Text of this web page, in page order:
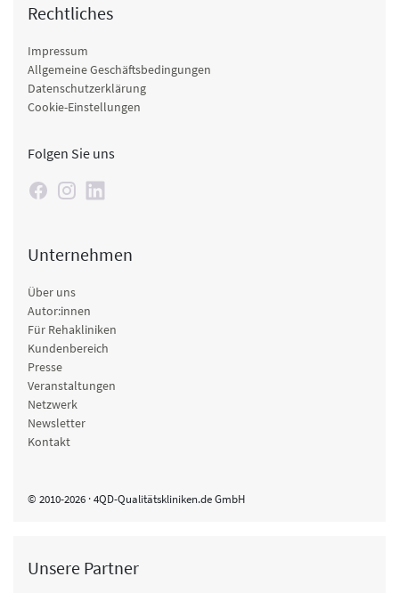
Rechtliches
Impressum
Allgemeine Geschäftsbedingungen
Datenschutzerklärung
Cookie-Einstellungen
Folgen Sie uns
Unternehmen
Über uns
Autor:innen
Für Rehakliniken
Kundenbereich
Presse
Veranstaltungen
Netzwerk
Newsletter
Kontakt
© 2010-2026 · 4QD-Qualitätskliniken.de GmbH
Unsere Partner